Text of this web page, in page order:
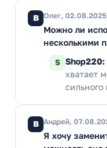
В Олег,
Можно ли
несколькими
S Shop220:
хватает
сильного
В Андрей,
Я хочу